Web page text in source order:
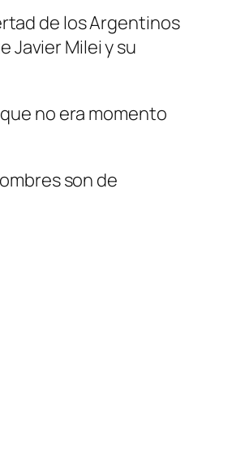
de los Argentinos
Javier Milei y su
no era momento
son de